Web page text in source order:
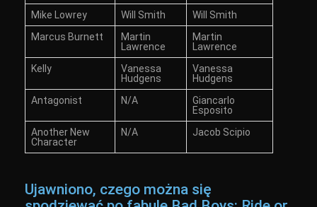
Mike Lowrey
Will Smith
Will Smith
Marcus Burnett
Martin
Lawrence
Martin
Lawrence
Kelly
Vanessa
Hudgens
Vanessa
Hudgens
Antagonist
N/A
Giancarlo
Esposito
Another New
Character
N/A Jacob Scipio
Ujawniono, czego można się